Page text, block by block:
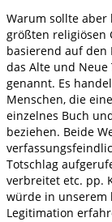
Warum sollte aber
größten religiösen
basierend auf den
das Alte und Neue
genannt. Es
Menschen, die
einzelnes Buch
beziehen. Beide
Totschlag
verbreitet etc. pp.
würde in unserem
Legitimation